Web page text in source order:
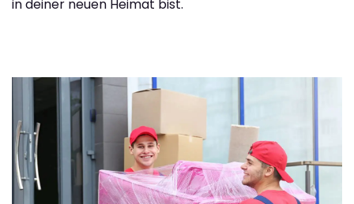
in deiner neuen Heimat bist.